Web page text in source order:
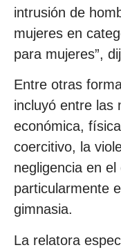
intrusión de
mujeres en
para mujeres”,
Entre otras
incluyó entre las
económica,
coercitivo, la
negligencia en
particularmente
gimnasia.
La relatora